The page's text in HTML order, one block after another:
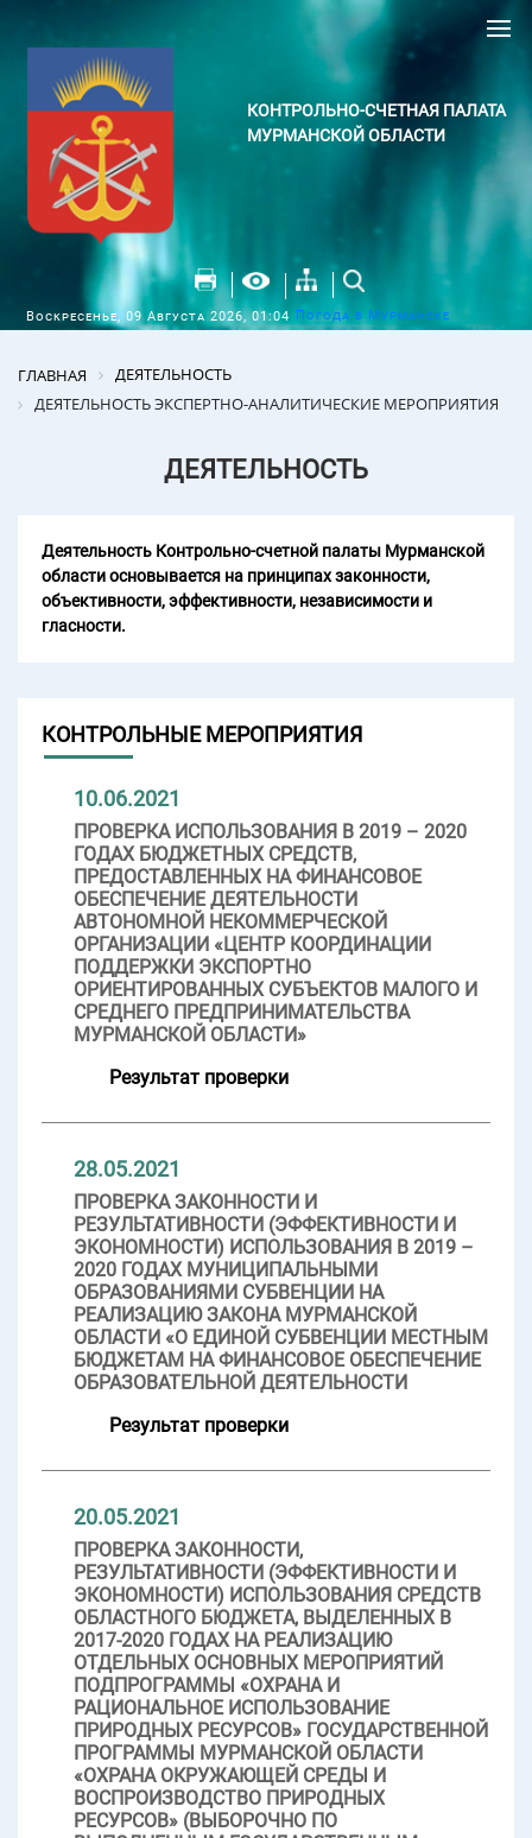
КОНТРОЛЬНО-СЧЕТНАЯ ПАЛАТА
МУРМАНСКОЙ ОБЛАСТИ
Воскресенье, 09 Августа 2026, 01:04 Погода в Мурманске
ГЛАВНАЯ
ДЕЯТЕЛЬНОСТЬ
ДЕЯТЕЛЬНОСТЬ ЭКСПЕРТНО-АНАЛИТИЧЕСКИЕ МЕРОПРИЯТИЯ
ДЕЯТЕЛЬНОСТЬ
Деятельность Контрольно-счетной палаты Мурманской
области основывается на принципах законности,
объективности, эффективности, независимости и
гласности.
КОНТРОЛЬНЫЕ МЕРОПРИЯТИЯ
10.06.2021
ПРОВЕРКА ИСПОЛЬЗОВАНИЯ В 2019 – 2020
ГОДАХ БЮДЖЕТНЫХ СРЕДСТВ,
ПРЕДОСТАВЛЕННЫХ НА ФИНАНСОВОЕ
ОБЕСПЕЧЕНИЕ ДЕЯТЕЛЬНОСТИ
АВТОНОМНОЙ НЕКОММЕРЧЕСКОЙ
ОРГАНИЗАЦИИ «ЦЕНТР КООРДИНАЦИИ
ПОДДЕРЖКИ ЭКСПОРТНО
ОРИЕНТИРОВАННЫХ СУБЪЕКТОВ МАЛОГО И
СРЕДНЕГО ПРЕДПРИНИМАТЕЛЬСТВА
МУРМАНСКОЙ ОБЛАСТИ»
Результат проверки
28.05.2021
ПРОВЕРКА ЗАКОННОСТИ И
РЕЗУЛЬТАТИВНОСТИ (ЭФФЕКТИВНОСТИ И
ЭКОНОМНОСТИ) ИСПОЛЬЗОВАНИЯ В 2019 –
2020 ГОДАХ МУНИЦИПАЛЬНЫМИ
ОБРАЗОВАНИЯМИ СУБВЕНЦИИ НА
РЕАЛИЗАЦИЮ ЗАКОНА МУРМАНСКОЙ
ОБЛАСТИ «О ЕДИНОЙ СУБВЕНЦИИ МЕСТНЫМ
БЮДЖЕТАМ НА ФИНАНСОВОЕ ОБЕСПЕЧЕНИЕ
ОБРАЗОВАТЕЛЬНОЙ ДЕЯТЕЛЬНОСТИ
Результат проверки
20.05.2021
ПРОВЕРКА ЗАКОННОСТИ,
РЕЗУЛЬТАТИВНОСТИ (ЭФФЕКТИВНОСТИ И
ЭКОНОМНОСТИ) ИСПОЛЬЗОВАНИЯ СРЕДСТВ
ОБЛАСТНОГО БЮДЖЕТА, ВЫДЕЛЕННЫХ В
2017-2020 ГОДАХ НА РЕАЛИЗАЦИЮ
ОТДЕЛЬНЫХ ОСНОВНЫХ МЕРОПРИЯТИЙ
ПОДПРОГРАММЫ «ОХРАНА И
РАЦИОНАЛЬНОЕ ИСПОЛЬЗОВАНИЕ
ПРИРОДНЫХ РЕСУРСОВ» ГОСУДАРСТВЕННОЙ
ПРОГРАММЫ МУРМАНСКОЙ ОБЛАСТИ
«ОХРАНА ОКРУЖАЮЩЕЙ СРЕДЫ И
ВОСПРОИЗВОДСТВО ПРИРОДНЫХ
РЕСУРСОВ» (ВЫБОРОЧНО ПО